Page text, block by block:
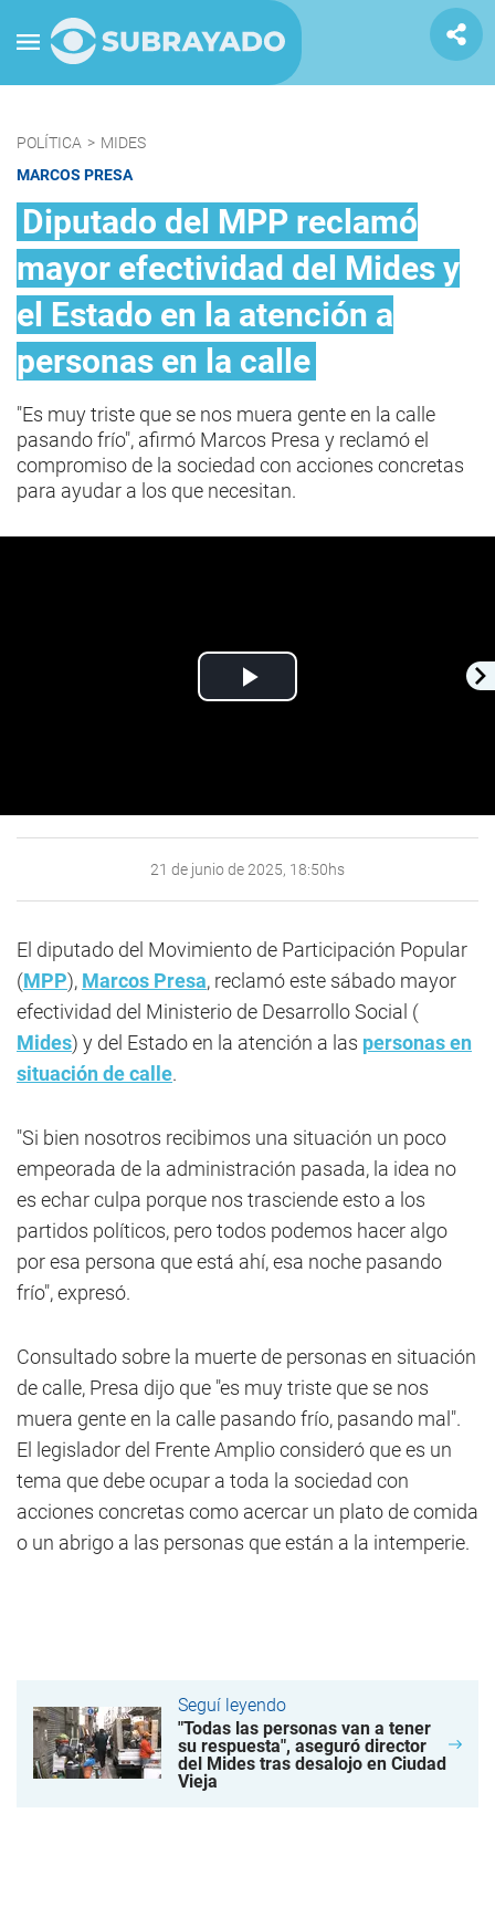
POLÍTICA > MIDES
MARCOS PRESA
Diputado del MPP reclamó
mayor efectividad del Mides y
el Estado en la atención a
personas en la calle
"Es muy triste que se nos muera gente en la calle
pasando frío", afirmó Marcos Presa y reclamó el
compromiso de la sociedad con acciones concretas
para ayudar a los que necesitan.
Play
21 de junio de 2025, 18:50hs
El diputado del Movimiento de Participación Popular
(MPP), Marcos Presa, reclamó este sábado mayor
efectividad del Ministerio de Desarrollo Social (
Mides) y del Estado en la atención a las personas en
situación de calle.
"Si bien nosotros recibimos una situación un poco
empeorada de la administración pasada, la idea no
es echar culpa porque nos trasciende esto a los
partidos políticos, pero todos podemos hacer algo
por esa persona que está ahí, esa noche pasando
frío", expresó.
Consultado sobre la muerte de personas en situación
de calle, Presa dijo que "es muy triste que se nos
muera gente en la calle pasando frío, pasando mal".
El legislador del Frente Amplio consideró que es un
tema que debe ocupar a toda la sociedad con
acciones concretas como acercar un plato de comida
o un abrigo a las personas que están a la intemperie.
Seguí leyendo
"Todas las personas van a tener
su respuesta", aseguró director
del Mides tras desalojo en Ciudad
Vieja